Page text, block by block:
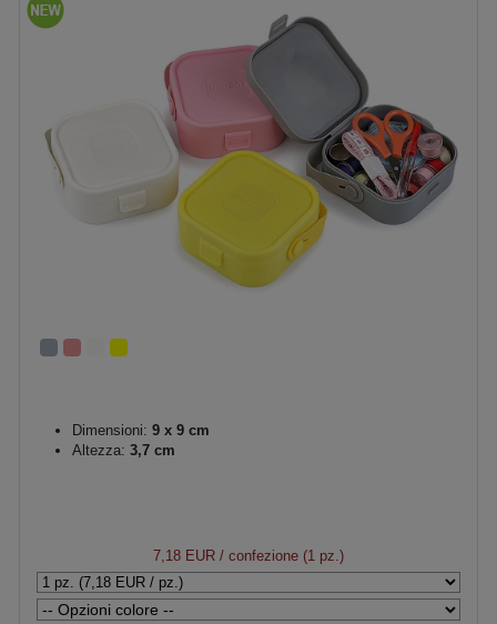
Dimensioni: 9 x 9 cm
Altezza: 3,7 cm
7,18 EUR / confezione (1 pz.)